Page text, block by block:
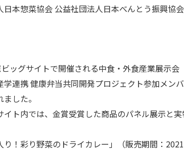
日本惣菜協会 公益社団法人日本べんとう振興協
ッグサイトで開催される中食・外食産業展示会
学連携 健康弁当共同開発プロジェクト参加メ
した。
イト内では、金賞受賞した商品のパネル展示と実
り！彩り野菜のドライカレー」（販売期間：